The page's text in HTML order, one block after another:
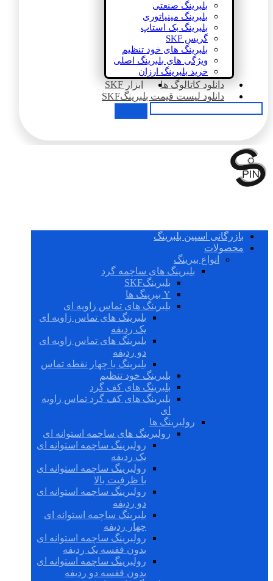
بلبرینگ صنعتی
بلبرینگ مینیاتوری
بلبرینگ بک استاپ
گریس SKF
بلبرینگ های خود تنظیم
ویژگی های بلبرینگ اصلی
خرید بلبرینگ ارزان
دانلود کاتالوگ ها
ابزار SKF
دانلود لیست قیمت بلبرینگSKF
بازرگانی اسپین بلبرینگ
محصولات
انواع بیرینگ
بلبرینگ های ساچمه گرد
بلبرینگSKF
Y بیرینگ ها
بلبرینگ های تماس زاویه ای
بلبرینگ های تماس زاویه ای
یک ردیفه
بلبرینگ های تماس زاویه ای
دو ردیفه
بلبرینگ با چهار نقطه تماس
بلبرینگ خود تنظیم
بلبرینگ های کف گرد
بلبرینگ های کف گرد تماس زاویه
ای
رولبرینگ ها
رولبرینگ های ساچمه استوانه ای
رولبرینگ ساچمه استوانه ای
یک ردیفه
رولبرینگ ساچمه استوانه ای
با ظرفیت بالا
رولبرینگ ساچمه استوانه ای
دو ردیفه
بلبرینگ ساچمه استوانه ای
چهار ردیفه
رولبرینگ ساچمه استوانه ای
بدون قفسه یک ردیفه
رولبرینگ ساچمه استوانه ای
بدون قفسه دو ردیفه